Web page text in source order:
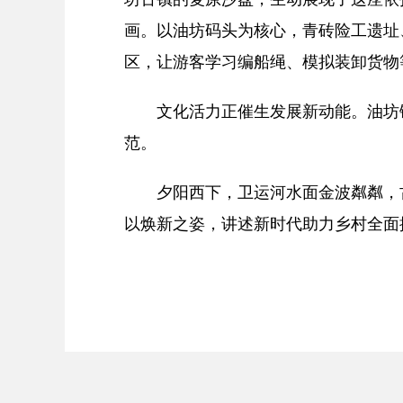
画。以油坊码头为核心，青砖险工遗
区，让游客学习编船绳、模拟装卸货
文化活力正催生发展新动能。油坊
范。
夕阳西下，卫运河水面金波粼粼，
以焕新之姿，讲述新时代助力乡村全